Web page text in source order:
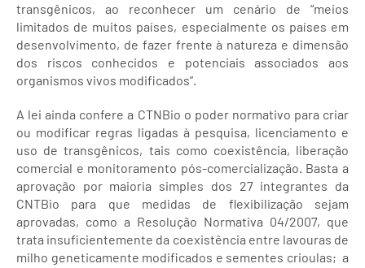
transgênicos, ao reconhecer um cenário de “meios
limitados de muitos países, especialmente os países em
desenvolvimento, de fazer frente à natureza e dimensão
dos riscos conhecidos e potenciais associados aos
organismos vivos modificados”.
A lei ainda confere a CTNBio o poder normativo para criar
ou modificar regras ligadas à pesquisa, licenciamento e
uso de transgênicos, tais como coexistência, liberação
comercial e monitoramento pós-comercialização. Basta a
aprovação por maioria simples dos 27 integrantes da
CNTBio para que medidas de flexibilização sejam
aprovadas, como a Resolução Normativa 04/2007, que
trata insuficientemente da coexistência entre lavouras de
milho geneticamente modificados e sementes crioulas; a